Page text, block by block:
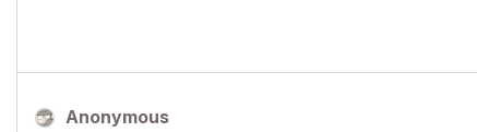
Anonymous